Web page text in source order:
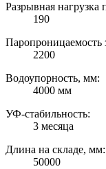
Разрывная нагрузка
190
Паропроницаемость
2200
Водоупорность, мм:
4000 мм
УФ-стабильность:
3 месяца
Длина на складе, мм:
50000